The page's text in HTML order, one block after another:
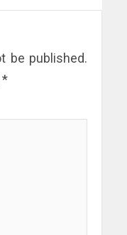
be published.
*